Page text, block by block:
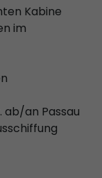
Kabine
im
ab/an Passau